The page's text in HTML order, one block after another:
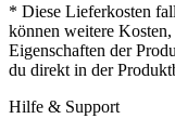
* Diese Lieferkosten
können weitere
Eigenschaften der
du direkt in der
Hilfe & Support